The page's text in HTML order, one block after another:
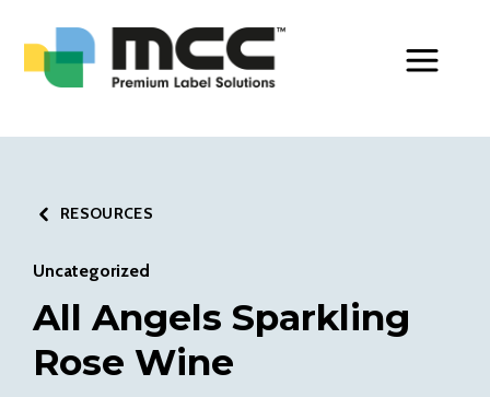
RESOURCES
Uncategorized
All Angels Sparkling
Rose Wine